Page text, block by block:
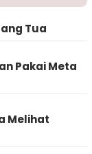
Tua
Pakai Meta
Melihat